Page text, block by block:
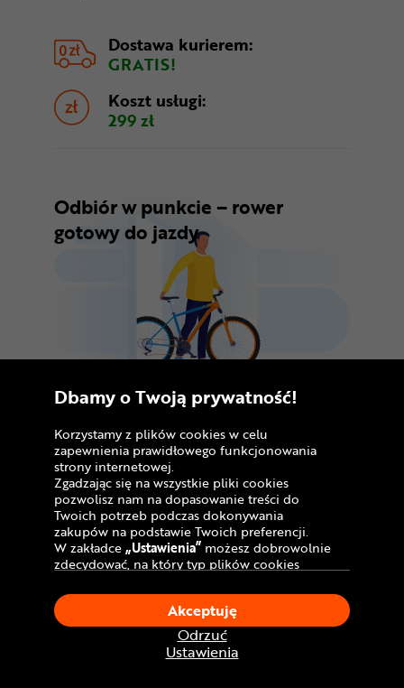
Dostawa kurierem:
GRATIS!
Koszt usługi:
299 zł
Odbiór w punkcie – rower
gotowy do jazdy
Wybierzdarmową dostawęroweru do
najwygodniejszego dla Ciebie punktu
odbioru. W wybranym serwisie zostanie on
złożony i przygotowany do jazdy*/**. Koszt
usługi klient ustala z serwisem, w którym
dokonuje płatności przy okazji odbioru
roweru.
Dostawa kurierem do
Dbamy o Twoją prywatność!
Korzystamy z plików cookies w celu
zapewnienia prawidłowego funkcjonowania
strony internetowej.
Zgadzając się na wszystkie pliki cookies
pozwolisz nam na dopasowanie treści do
Twoich potrzeb podczas dokonywania
zakupów na podstawie Twoich preferencji.
W zakładce„Ustawienia” możesz dobrowolnie
zdecydować, na który typ plików cookies
Klikając„Akceptuję”, wyrażasz zgodę na
stosowanie ciasteczek zgodnie z ustawieniami
Twojej przeglądarki.
W dowolnym momencie, możesz dokonać
zmiany swojego wyboru klikając opcję
Ustawienia
Odrzuć
Akceptuję